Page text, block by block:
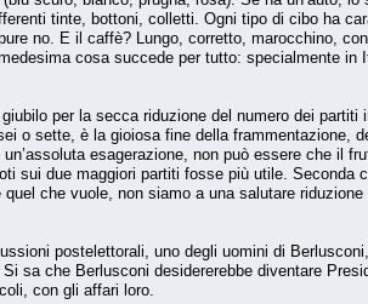
tinte, bottoni, colletti. Ogni tipo di cibo ha
no. E il caffè? Lungo, corretto, marocchino,
cosa succede per tutto: specialmente in
per la secca riduzione del numero dei
o sette, è la gioiosa fine della frammentazione,
esagerazione, non può essere che il
sui due maggiori partiti fosse più utile. Seconda
che vuole, non siamo a una salutare
postelettorali, uno degli uomini di
sa che Berlusconi desidererebbe diventare
con gli affari loro.